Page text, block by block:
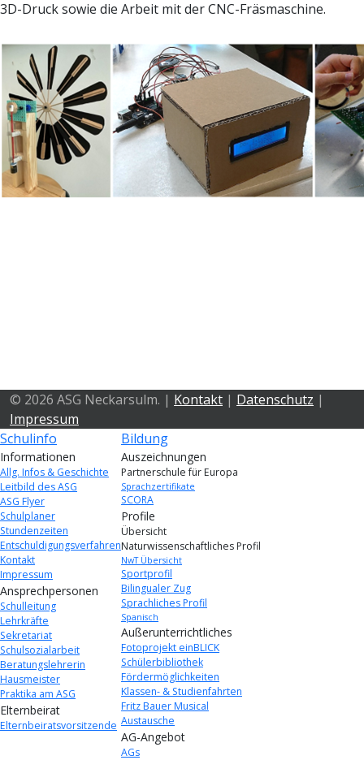
3D-Druck sowie die Arbeit mit der CNC-Fräsmaschine.
© 2026 ASG Neckarsulm. | Kontakt | Datenschutz |
Impressum
Schulinfo
Informationen
Allg. Infos & Geschichte
Leitbild des ASG
ASG Flyer
Schulplaner
Stundenzeiten
Entschuldigungsverfahren
Kontakt
Impressum
Ansprechpersonen
Schulleitung
Lehrkräfte
Sekretariat
Schulsozialarbeit
Beratungslehrerin
Hausmeister
Praktika am ASG
Elternbeirat
Elternbeiratsvorsitzende
Bildung
Auszeichnungen
Partnerschule für Europa
Sprachzertifikate
SCORA
Profile
Übersicht
Naturwissenschaftliches Profil
NwT Übersicht
Sportprofil
Bilingualer Zug
Sprachliches Profil
Spanisch
Außerunterrichtliches
Fotoprojekt einBLICK
Schülerbibliothek
Fördermöglichkeiten
Klassen- & Studienfahrten
Fritz Bauer Musical
Austausche
AG-Angebot
AGs